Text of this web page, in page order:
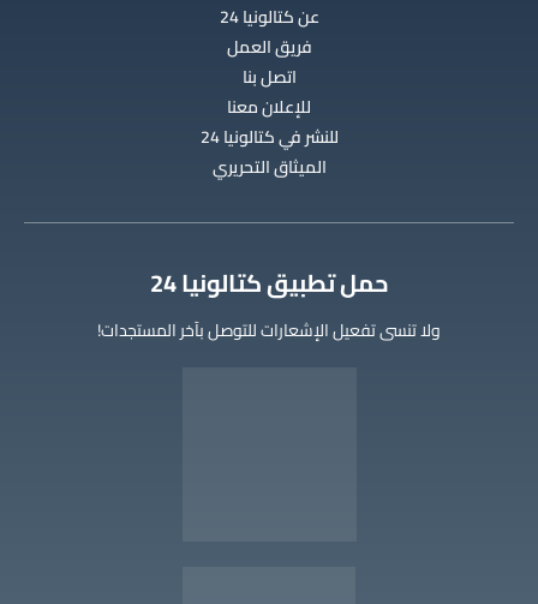
عن كتالونيا 24
فريق العمل
اتصل بنا
للإعلان معنا
للنشر في كتالونيا 24
الميثاق التحريري
‫حمل تطبيق كتالونيا 24
ولا تنسى تفعيل الإشعارات للتوصل بآخر المستجدات!